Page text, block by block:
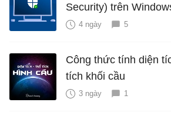
Security) trên
4 ngày 5
Công thức tính diện
tích khối cầu
3 ngày 1